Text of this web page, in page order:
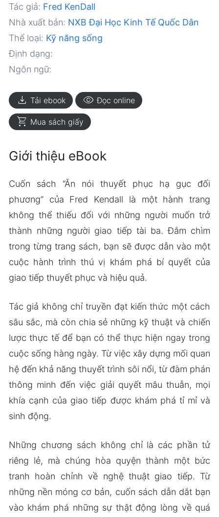
Tác giả: Fred KenDall
Nhà xuất bản: NXB Đại Học Kinh Tế Quốc Dân
Thể loại: Kỹ năng sống
Định dạng:
Ngôn ngữ:
download Tải ebook visibility Đọc online
shopping_cart Mua sách giấy
Giới thiệu eBook
Cuốn sách “Ăn nói thuyết phục hạ gục đối
phương” của Fred Kendall là một hành trang
không thể thiếu đối với những người muốn trở
thành những người giao tiếp tài ba. Đắm chìm
trong từng trang sách, bạn sẽ được dẫn vào một
cuộc hành trình thú vị khám phá bí quyết của
giao tiếp thuyết phục và hiệu quả.
Tác giả không chỉ truyền đạt kiến thức một cách
sâu sắc, mà còn chia sẻ những kỹ thuật và chiến
lược thực tế để bạn có thể thực hiện ngay trong
cuộc sống hàng ngày. Từ việc xây dựng mối quan
hệ đến khả năng thuyết trình sôi nổi, từ đàm phán
thông minh đến việc giải quyết mâu thuẫn, mọi
khía cạnh của giao tiếp được khám phá tỉ mỉ và
sinh động.
Những chương sách không chỉ là các phần tử
riêng lẻ, mà chúng hòa quyện thành một bức
tranh hoàn chỉnh về nghệ thuật giao tiếp. Từ
những nền móng cơ bản, cuốn sách dẫn dắt bạn
vào khám phá những sự thật động lòng về quá